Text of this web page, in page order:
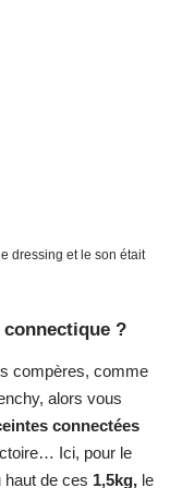
dressing et le son était
?
compères, comme
, alors vous
connectées
Ici, pour le
haut de ces 1,5kg, le